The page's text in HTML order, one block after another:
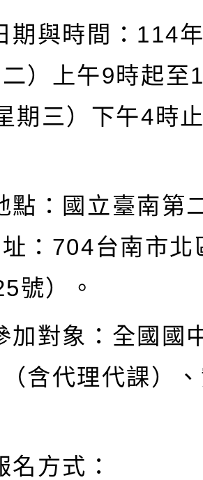
期與時間： 114
二）上午9時起至
期三）下午4時
點：國立臺南第
： 704台南市北
號）。
加對象：全國國
含代理代課）
名方式：